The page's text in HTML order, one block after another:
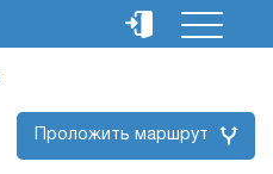
Проложить маршрут